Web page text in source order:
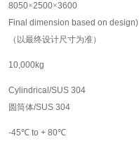
8050×2500×3600
Final dimension based on design)
（以最终设计尺寸为准）
10,000kg
Cylindrical /SUS 304
圆筒体/SUS 304
-45℃ to + 80℃